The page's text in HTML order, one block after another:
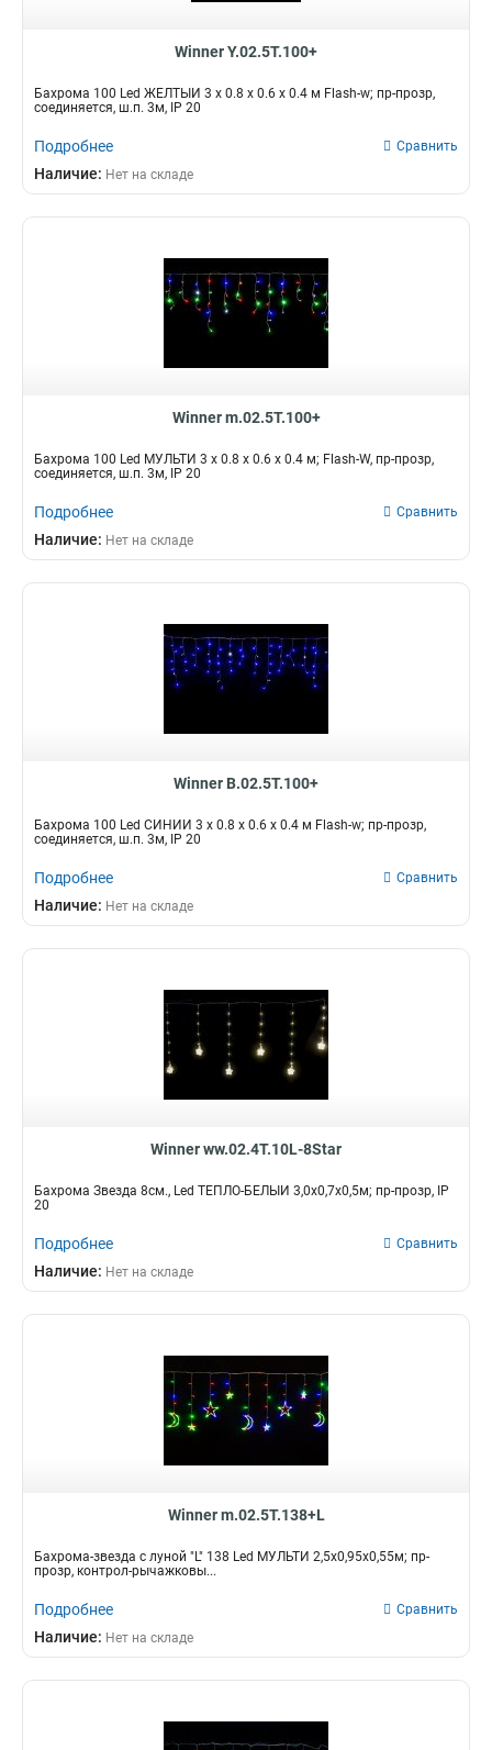
Winner Y.02.5Т.100+
Бахрома 100 Led ЖЕЛТЫЙ 3 x 0.8 x 0.6 x 0.4 м Flash-w; пр-прозр,
соединяется, ш.п. 3м, IP 20
Подробнее Сравнить
Наличие: Нет на складе
Winner m.02.5T.100+
Бахрома 100 Led МУЛЬТИ 3 x 0.8 x 0.6 x 0.4 м; Flash-W, пр-прозр,
соединяется, ш.п. 3м, IP 20
Подробнее Сравнить
Наличие: Нет на складе
Winner B.02.5T.100+
Бахрома 100 Led СИНИЙ 3 x 0.8 x 0.6 x 0.4 м Flash-w; пр-прозр,
соединяется, ш.п. 3м, IP 20
Подробнее Сравнить
Наличие: Нет на складе
Winner ww.02.4T.10L-8Star
Бахрома Звезда 8см., Led ТЁПЛО-БЕЛЫЙ 3,0х0,7х0,5м; пр-прозр, IP
20
Подробнее Сравнить
Наличие: Нет на складе
Winner m.02.5T.138+L
Бахрома-звезда с луной "L" 138 Led МУЛЬТИ 2,5х0,95х0,55м; пр-
прозр, контрол-рычажковы...
Подробнее Сравнить
Наличие: Нет на складе